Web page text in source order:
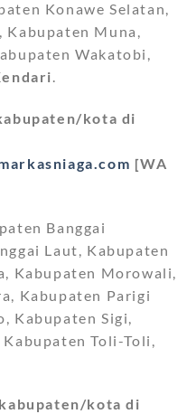
Konawe Selatan,
Kabupaten Muna,
Wakatobi,
.
kota di
[WA
Banggai
Laut, Kabupaten
Kabupaten Morowali,
Kabupaten Parigi
Kabupaten Sigi,
Toli-Toli,
kota di